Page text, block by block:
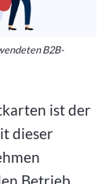
B2B-
ist der
dieser